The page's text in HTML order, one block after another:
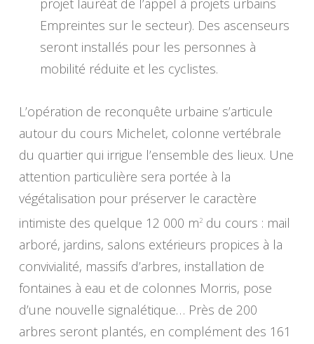
projet lauréat de l’appel à projets urbains
Empreintes sur le secteur). Des ascenseurs
seront installés pour les personnes à
mobilité réduite et les cyclistes.
L’opération de reconquête urbaine s’articule
autour du cours Michelet, colonne vertébrale
du quartier qui irrigue l’ensemble des lieux. Une
attention particulière sera portée à la
végétalisation pour préserver le caractère
intimiste des quelque 12 000 m2du cours : mail
arboré, jardins, salons extérieurs propices à la
convivialité, massifs d’arbres, installation de
fontaines à eau et de colonnes Morris, pose
d’une nouvelle signalétique… Près de 200
arbres seront plantés, en complément des 161